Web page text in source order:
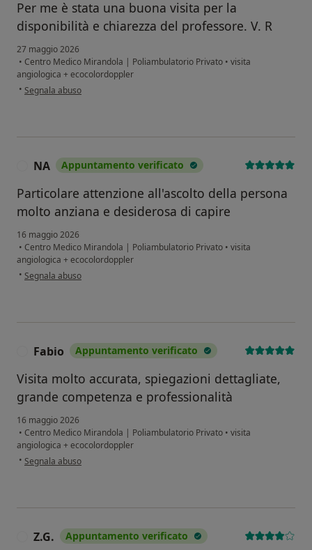
Per me è stata una buona visita per la
disponibilità e chiarezza del professore. V. R
27 maggio 2026
• Centro Medico Mirandola | Poliambulatorio Privato • visita
angiologica + ecocolordoppler
• secondo l'opinione dell'utente V. R
Segnala abuso
NA Appuntamento verificato
Particolare attenzione all'ascolto della persona
molto anziana e desiderosa di capire
16 maggio 2026
• Centro Medico Mirandola | Poliambulatorio Privato • visita
angiologica + ecocolordoppler
• secondo l'opinione dell'utente NA
Segnala abuso
Fabio Appuntamento verificato
Visita molto accurata, spiegazioni dettagliate,
grande competenza e professionalità
16 maggio 2026
• Centro Medico Mirandola | Poliambulatorio Privato • visita
angiologica + ecocolordoppler
• secondo l'opinione dell'utente Fabio
Segnala abuso
Z.G. Appuntamento verificato